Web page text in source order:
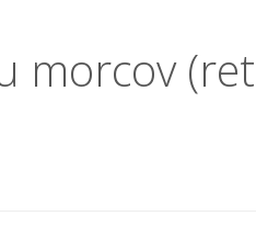
morcov